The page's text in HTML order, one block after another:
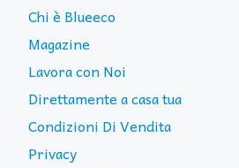
Chi è Blueeco
Magazine
Lavora con Noi
Direttamente a casa tua
Condizioni Di Vendita
Privacy